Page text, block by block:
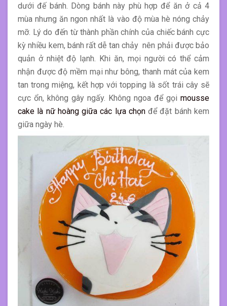
dưới đế bánh. Dòng bánh này phù hợp để ăn ở cả 4
mùa nhưng ăn ngon nhất là vào độ mùa hè nóng chảy
mỡ. Lý do đến từ thành phần chính của chiếc bánh cực
kỳ nhiều kem, bánh rất dễ tan chảy nên phải được bảo
quản ở nhiệt độ lạnh. Khi ăn, mọi người có thể cảm
nhận được độ mềm mại như bông, thanh mát của kem
tan trong miệng, kết hợp với topping là sốt trái cây sẽ
cực ổn, không gây ngấy. Không ngoa để gọi mousse
cake là nữ hoàng giữa các lựa chọnđể đặt bánh kem
giữa ngày hè.